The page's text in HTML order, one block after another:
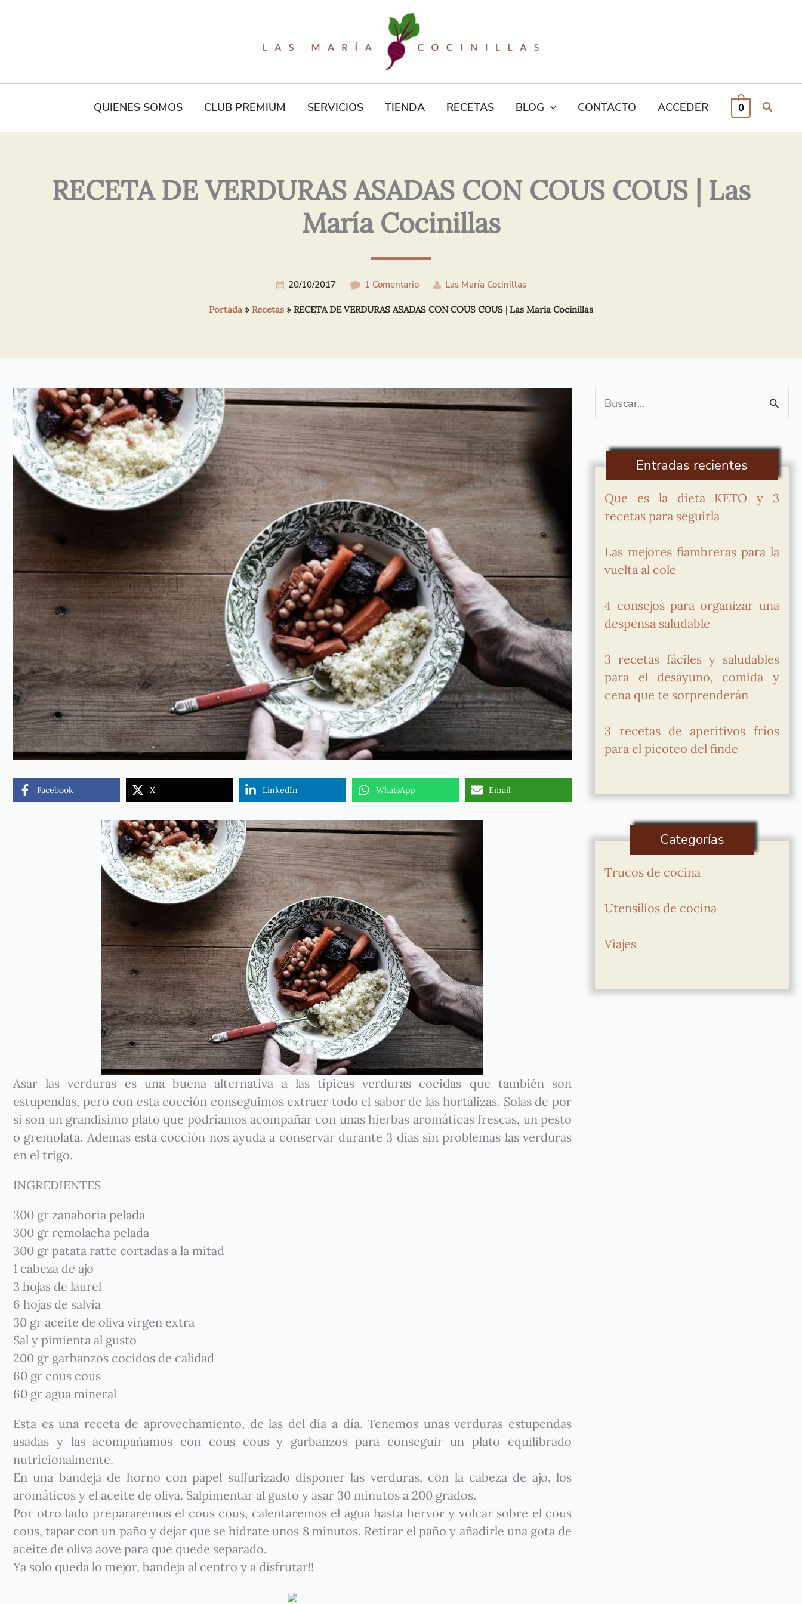
QUIENES SOMOS CLUB PREMIUM SERVICIOS TIENDA RECETAS BLOG CONTACTO ACCEDER 0
RECETA DE VERDURAS ASADAS CON COUS COUS | Las
María Cocinillas
20/10/2017 1 Comentario Las María Cocinillas
Portada » Recetas » RECETA DE VERDURAS ASADAS CON COUS COUS | Las María Cocinillas
Facebook X LinkedIn WhatsApp Email
Asar las verduras es una buena alternativa a las típicas verduras cocidas que también son
estupendas, pero con esta cocción conseguimos extraer todo el sabor de las hortalizas. Solas de por
si son un grandísimo plato que podríamos acompañar con unas hierbas aromáticas frescas, un pesto
o gremolata. Ademas esta cocción nos ayuda a conservar durante 3 días sin problemas las verduras
en el trigo.
INGREDIENTES
300 gr zanahoria pelada
300 gr remolacha pelada
300 gr patata ratte cortadas a la mitad
1 cabeza de ajo
3 hojas de laurel
6 hojas de salvia
30 gr aceite de oliva virgen extra
Sal y pimienta al gusto
200 gr garbanzos cocidos de calidad
60 gr cous cous
60 gr agua mineral
Esta es una receta de aprovechamiento, de las del día a día. Tenemos unas verduras estupendas
asadas y las acompañamos con cous cous y garbanzos para conseguir un plato equilibrado
nutricionalmente.
En una bandeja de horno con papel sulfurizado disponer las verduras, con la cabeza de ajo, los
aromáticos y el aceite de oliva. Salpimentar al gusto y asar 30 minutos a 200 grados.
Por otro lado prepararemos el cous cous, calentaremos el agua hasta hervor y volcar sobre el cous
cous, tapar con un paño y dejar que se hidrate unos 8 minutos. Retirar el paño y añadirle una gota de
aceite de oliva aove para que quede separado.
Ya solo queda lo mejor, bandeja al centro y a disfrutar!!
Electrónico*
Buscar
por:
Entradas recientes
Que es la dieta KETO y 3
recetas para seguirla
Las mejores fiambreras para la
vuelta al cole
4 consejos para organizar una
despensa saludable
3 recetas fáciles y saludables
para el desayuno, comida y
cena que te sorprenderán
3 recetas de aperitivos fríos
para el picoteo del finde
Categorías
Trucos de cocina
Utensilios de cocina
Viajes